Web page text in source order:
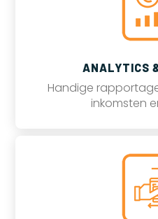
ANALYTICS
Handige
inkomsten